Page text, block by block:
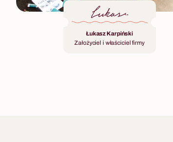
Łukasz Karpiński
Założyciel i właściciel firmy